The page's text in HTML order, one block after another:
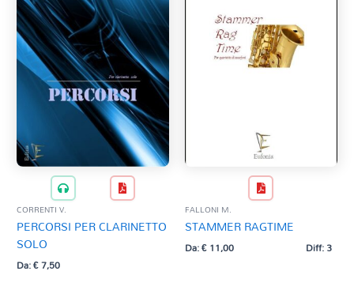
CORRENTI V.
PERCORSI PER CLARINETTO
SOLO
Da:€7,50
FALLONI M.
STAMMER RAGTIME
Da:€11,00 Diff: 3